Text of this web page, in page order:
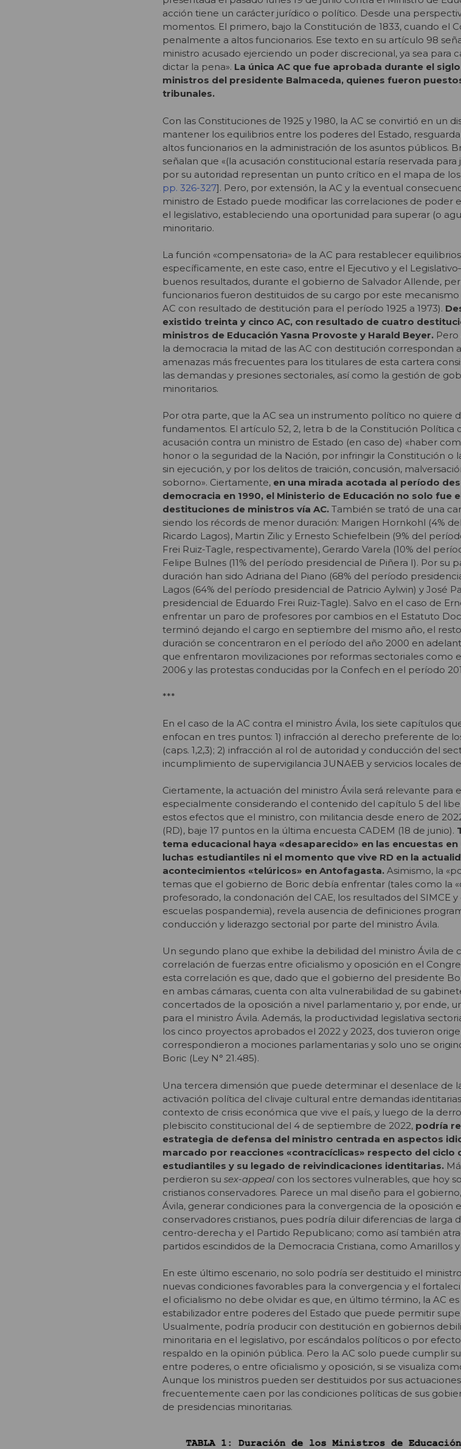
acción tiene un carácter jurídico o político. Desde una
momentos. El primero, bajo la Constitución de 1833, cuando el
penalmente a altos funcionarios. Ese texto en su artículo 98
ministro acusado ejerciendo un poder discrecional, ya sea para
dictar la pena». La única AC que fue aprobada durante el
ministros del presidente Balmaceda, quienes fueron
tribunales.
Con las Constituciones de 1925 y 1980, la AC se convirtió en un
mantener los equilibrios entre los poderes del Estado,
altos funcionarios en la administración de los asuntos públicos.
señalan que «(la acusación constitucional estaría reservada para
por su autoridad representan un punto crítico en el mapa de
pp. 326-327]. Pero, por extensión, la AC y la eventual
ministro de Estado puede modificar las correlaciones de poder
el legislativo, estableciendo una oportunidad para superar (o
minoritario.
La función «compensatoria» de la AC para restablecer
específicamente, en este caso, entre el Ejecutivo y el
buenos resultados, durante el gobierno de Salvador Allende,
funcionarios fueron destituidos de su cargo por este
AC con resultado de destitución para el período 1925 a 1973).
existido treinta y cinco AC, con resultado de cuatro
ministros de Educación Yasna Provoste y Harald Beyer.
la democracia la mitad de las AC con destitución correspondan
amenazas más frecuentes para los titulares de esta cartera
las demandas y presiones sectoriales, así como la gestión de
minoritarios.
Por otra parte, que la AC sea un instrumento político no quiere
fundamentos. El artículo 52, 2, letra b de la Constitución Política
acusación contra un ministro de Estado (en caso de) «haber
honor o la seguridad de la Nación, por infringir la Constitución o
sin ejecución, y por los delitos de traición, concusión,
soborno». Ciertamente, en una mirada acotada al período
democracia en 1990, el Ministerio de Educación no solo fue
destituciones de ministros vía AC. También se trató de una
siendo los récords de menor duración: Marigen Hornkohl (4%
Ricardo Lagos), Martin Zilic y Ernesto Schiefelbein (9% del
Frei Ruiz-Tagle, respectivamente), Gerardo Varela (10% del
Felipe Bulnes (11% del período presidencial de Piñera I). Por su
duración han sido Adriana del Piano (68% del período
Lagos (64% del período presidencial de Patricio Aylwin) y José
presidencial de Eduardo Frei Ruiz-Tagle). Salvo en el caso de
enfrentar un paro de profesores por cambios en el Estatuto
terminó dejando el cargo en septiembre del mismo año, el
duración se concentraron en el período del año 2000 en
que enfrentaron movilizaciones por reformas sectoriales como
2006 y las protestas conducidas por la Confech en el período
***
En el caso de la AC contra el ministro Ávila, los siete capítulos
enfocan en tres puntos: 1) infracción al derecho preferente de
(caps. 1,2,3); 2) infracción al rol de autoridad y conducción del
incumplimiento de supervigilancia JUNAEB y servicios locales
Ciertamente, la actuación del ministro Ávila será relevante para
especialmente considerando el contenido del capítulo 5 del
estos efectos que el ministro, con militancia desde enero de
(RD), baje 17 puntos en la última encuesta CADEM (18 de junio).
tema educacional haya «desaparecido» en las encuestas
luchas estudiantiles ni el momento que vive RD en la
acontecimientos «telúricos» en Antofagasta. Asimismo, la
temas que el gobierno de Boric debía enfrentar (tales como la
profesorado, la condonación del CAE, los resultados del SIMCE
escuelas pospandemia), revela ausencia de definiciones
conducción y liderazgo sectorial por parte del ministro Ávila.
Un segundo plano que exhibe la debilidad del ministro Ávila de
correlación de fuerzas entre oficialismo y oposición en el
esta correlación es que, dado que el gobierno del presidente
en ambas cámaras, cuenta con alta vulnerabilidad de su
concertados de la oposición a nivel parlamentario y, por ende,
para el ministro Ávila. Además, la productividad legislativa
los cinco proyectos aprobados el 2022 y 2023, dos tuvieron
correspondieron a mociones parlamentarias y solo uno se
Boric (Ley N° 21.485).
Una tercera dimensión que puede determinar el desenlace de
activación política del clivaje cultural entre demandas
contexto de crisis económica que vive el país, y luego de la
plebiscito constitucional del 4 de septiembre de 2022, podría
estrategia de defensa del ministro centrada en aspectos
marcado por reacciones «contracíclicas» respecto del ciclo
estudiantiles y su legado de reivindicaciones identitarias.
perdieron su sex-appeal con los sectores vulnerables, que hoy
cristianos conservadores. Parece un mal diseño para el
Ávila, generar condiciones para la convergencia de la oposición
conservadores cristianos, pues podría diluir diferencias de larga
centro-derecha y el Partido Republicano; como así también
partidos escindidos de la Democracia Cristiana, como Amarillos
En este último escenario, no solo podría ser destituido el
nuevas condiciones favorables para la convergencia y el
el oficialismo no debe olvidar es que, en último término, la AC
estabilizador entre poderes del Estado que puede permitir
Usualmente, podría producir con destitución en gobiernos
minoritaria en el legislativo, por escándalos políticos o por
respaldo en la opinión pública. Pero la AC solo puede cumplir
entre poderes, o entre oficialismo y oposición, si se visualiza
Aunque los ministros pueden ser destituidos por sus
frecuentemente caen por las condiciones políticas de sus
de presidencias minoritarias.